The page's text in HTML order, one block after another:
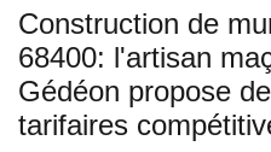
Construction de
68400: l'artisan
Gédéon propose
tarifaires